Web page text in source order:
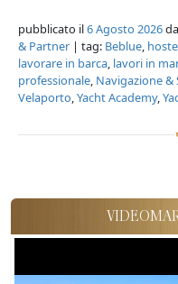
pubblicato il6 Agosto 2026da
& Partner | tag: Beblue,
lavorare in barca, lavori in
professionale, Navigazione &
Velaporto,Yacht Academy,